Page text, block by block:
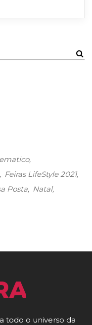
Feiras LifeStyle 2021
Posta
Natal
todo o universo da